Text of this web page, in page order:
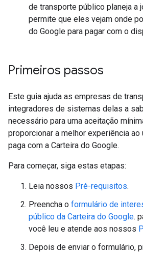
de transporte público planeja a
permite que eles vejam onde
do Google para pagar com o
Primeiros passos
Este guia ajuda as empresas de
integradores de sistemas delas a
necessário para uma aceitação
proporcionar a melhor experiência ao
paga com a Carteira do Google.
Para começar, siga estas etapas:
Leia nossos Pré-requisitos.
Preencha o formulário de
público da Carteira do Google.
você leu e atende aos nossos
Depois de enviar o formulário,